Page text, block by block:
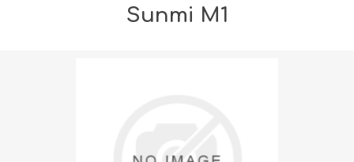
Sunmi M1